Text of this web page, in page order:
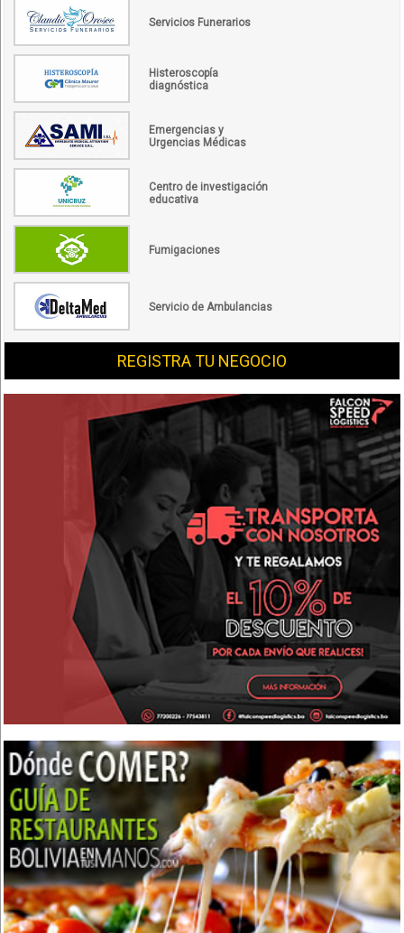
Servicios Funerarios
Histeroscopía
diagnóstica
Emergencias y
Urgencias Médicas
Centro de investigación
educativa
Fumigaciones
Servicio de Ambulancias
REGISTRA TU NEGOCIO